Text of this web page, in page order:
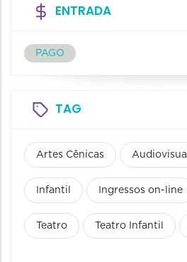
ENTRADA
PAGO
TAG
Artes Cênicas Audiovisual
Infantil Ingressos on-line
Teatro Teatro Infantil